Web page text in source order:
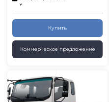
Y
Купить
Коммерческое предложение